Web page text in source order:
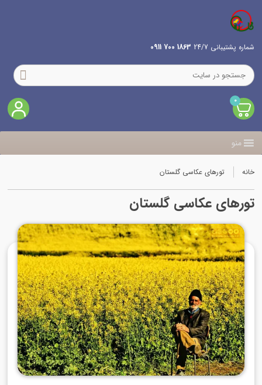
شماره پشتیبانی 24/7 1863 700 0911
0
منو
خانه تورهای عکاسی گلستان
تورهای عکاسی گلستان